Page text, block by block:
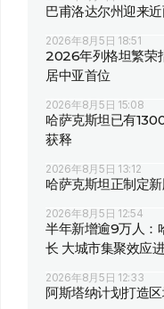
巴甫洛达尔州迎来
2026年8月5日 18:51
2026年列格坦繁荣
居中亚首位
2026年8月5日 15:08
哈萨克斯坦已有
获释
2026年8月5日 13:12
哈萨克斯坦正制定
2026年8月5日 12:54
半年新增逾9万人：
长 大城市集聚效应
2026年8月5日 12:33
阿斯塔纳计划打造